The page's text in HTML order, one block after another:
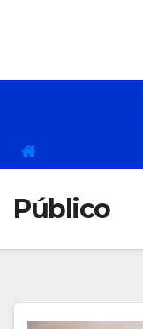
Público